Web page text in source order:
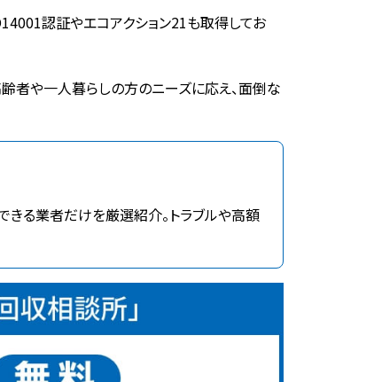
認証やエコアクション21も取得してお
者や一人暮らしの方のニーズに応え、面倒な
る業者だけを厳選紹介。トラブルや高額